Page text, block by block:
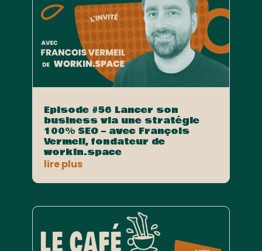
Episode #56 Lancer son
business via une stratégie
100% SEO – avec François
Vermeil, fondateur de
workin.space
lire plus